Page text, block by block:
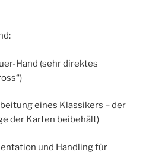
Hand (sehr direktes
eines Klassikers – der
der Karten beibehält)
und Handling für